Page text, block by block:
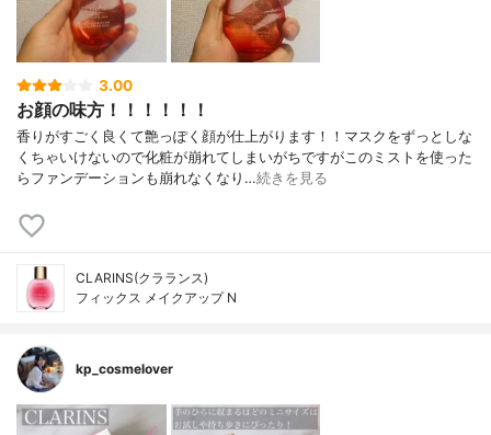
3.00
お顔の味方！！！！！！
香りがすごく良くて艶っぽく顔が仕上がります！！マスクをずっとしな
くちゃいけないので化粧が崩れてしまいがちですがこのミストを使った
らファンデーションも崩れなくなり…続きを見る
CLARINS(クラランス)
フィックス メイクアップ N
kp_cosmelover